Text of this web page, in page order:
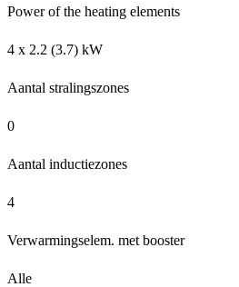
Power of the heating elements
4 x 2.2 (3.7) kW
Aantal stralingszones
0
Aantal inductiezones
4
Verwarmingselem. met booster
Alle